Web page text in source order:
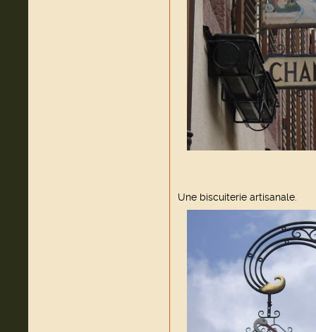
Une biscuiterie artisanale.